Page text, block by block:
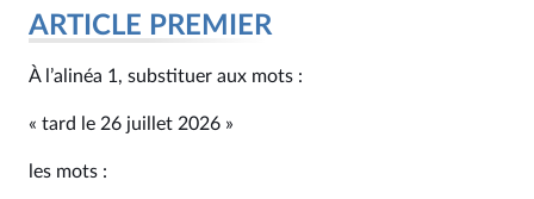
ARTICLE PREMIER
À l’alinéa 1, substituer aux mots :
« tard le 26 juillet 2026 »
les mots :